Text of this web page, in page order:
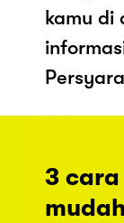
kamu di
3 cara
mudah